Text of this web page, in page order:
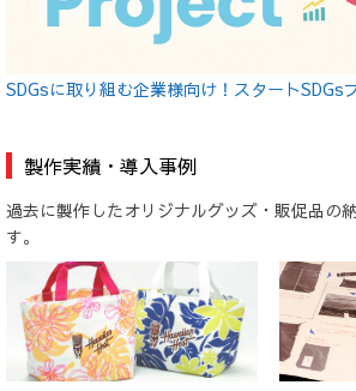
SDGsに取り組む企業様向け！スタートSDGs
製作実績・導入事例
過去に製作したオリジナルグッズ・販促品の
す。